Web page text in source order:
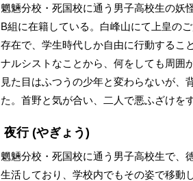
魍魎分校・死国校に通う男子高校生の妖
B組に在籍している。白峰山にて上皇の
存在で、学生時代しか自由に行動するこ
ナルシストなことから、何をしても周囲
見た目はふつうの少年と変わらないが
た。首野と気が合い、二人で悪ふざけを
夜行(やぎょう)
魍魎分校・死国校に通う男子高校生で、
生活しており、学校内でもその姿で移動